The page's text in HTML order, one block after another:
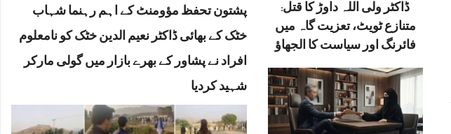
ڈاکٹر ولی اللہ داوڑ کا قتل:
متنازع ٹویٹ، تعزیت گاہ میں
فائرنگ اور سیاست کا الجھاؤ
پشتون تحفظ مؤومنٹ کے اہم رہنما شہاب
خٹک کے بھائی ڈاکٹر نعیم الدین خٹک کو نامعلوم
افراد نے پشاور کے بھرے بازار میں گولی مارکر
شہید کردیا